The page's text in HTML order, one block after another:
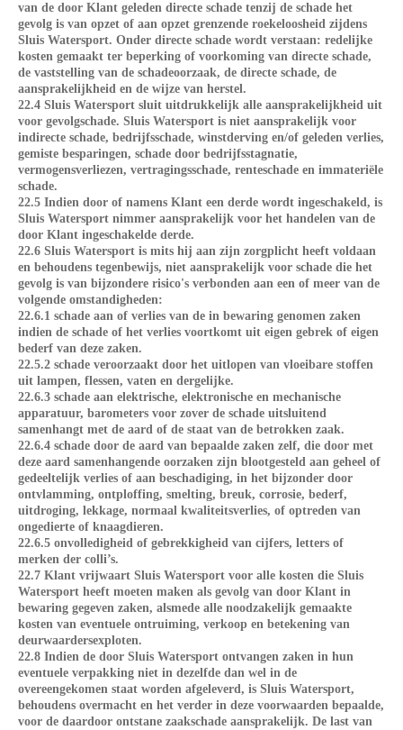
van de door Klant geleden directe schade tenzij de schade het
gevolg is van opzet of aan opzet grenzende roekeloosheid zijdens
Sluis Watersport. Onder directe schade wordt verstaan: redelijke
kosten gemaakt ter beperking of voorkoming van directe schade,
de vaststelling van de schadeoorzaak, de directe schade, de
aansprakelijkheid en de wijze van herstel.
22.4 Sluis Watersport sluit uitdrukkelijk alle aansprakelijkheid uit
voor gevolgschade. Sluis Watersport is niet aansprakelijk voor
indirecte schade, bedrijfsschade, winstderving en/of geleden verlies,
gemiste besparingen, schade door bedrijfsstagnatie,
vermogensverliezen, vertragingsschade, renteschade en immateriële
schade.
22.5 Indien door of namens Klant een derde wordt ingeschakeld, is
Sluis Watersport nimmer aansprakelijk voor het handelen van de
door Klant ingeschakelde derde.
22.6 Sluis Watersport is mits hij aan zijn zorgplicht heeft voldaan
en behoudens tegenbewijs, niet aansprakelijk voor schade die het
gevolg is van bijzondere risico's verbonden aan een of meer van de
volgende omstandigheden:
22.6.1 schade aan of verlies van de in bewaring genomen zaken
indien de schade of het verlies voortkomt uit eigen gebrek of eigen
bederf van deze zaken.
22.5.2 schade veroorzaakt door het uitlopen van vloeibare stoffen
uit lampen, flessen, vaten en dergelijke.
22.6.3 schade aan elektrische, elektronische en mechanische
apparatuur, barometers voor zover de schade uitsluitend
samenhangt met de aard of de staat van de betrokken zaak.
22.6.4 schade door de aard van bepaalde zaken zelf, die door met
deze aard samenhangende oorzaken zijn blootgesteld aan geheel of
gedeeltelijk verlies of aan beschadiging, in het bijzonder door
ontvlamming, ontploffing, smelting, breuk, corrosie, bederf,
uitdroging, lekkage, normaal kwaliteitsverlies, of optreden van
ongedierte of knaagdieren.
22.6.5 onvolledigheid of gebrekkigheid van cijfers, letters of
merken der colli’s.
22.7 Klant vrijwaart Sluis Watersport voor alle kosten die Sluis
Watersport heeft moeten maken als gevolg van door Klant in
bewaring gegeven zaken, alsmede alle noodzakelijk gemaakte
kosten van eventuele ontruiming, verkoop en betekening van
deurwaardersexploten.
22.8 Indien de door Sluis Watersport ontvangen zaken in hun
eventuele verpakking niet in dezelfde dan wel in de
overeengekomen staat worden afgeleverd, is Sluis Watersport,
behoudens overmacht en het verder in deze voorwaarden bepaalde,
voor de daardoor ontstane zaakschade aansprakelijk. De last van